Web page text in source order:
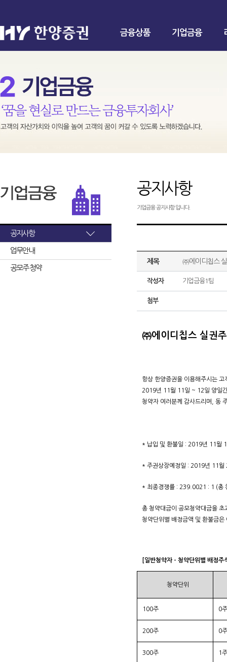
금융상품 기업금융
공지사항
업무안내
공모주 청약
공지사항
기업금융 공지사항 입니다.
제목 ㈜에이디칩스
작성자 기업금융1팀
첨부
㈜에이디칩스 실권
항상 한양증권을 이용해주시는
2019년 11월 11일 ~ 12일 양일
청약자 여러분께 감사드리며, 동
* 납입 및 환불일 : 2019년 11월
* 주권상장예정일 : 2019년 11월
* 최종경쟁률 : 239.0021 : 1 (총
총 청약대금이 공모청약대금을
청약단위별 배정금액 및 환불금은
[일반청약자 - 청약단위별 배정주
청약단위
100주 0주
200주 0주
300주 1주